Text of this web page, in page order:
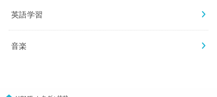
英語学習
音楽